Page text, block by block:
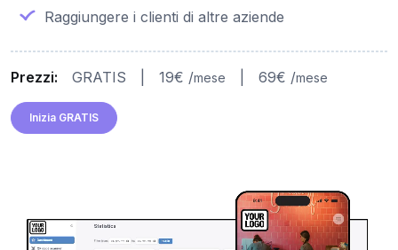
Raggiungere i clienti di altre aziende
Prezzi: GRATIS 19€ /mese 69€ /mese
Inizia GRATIS